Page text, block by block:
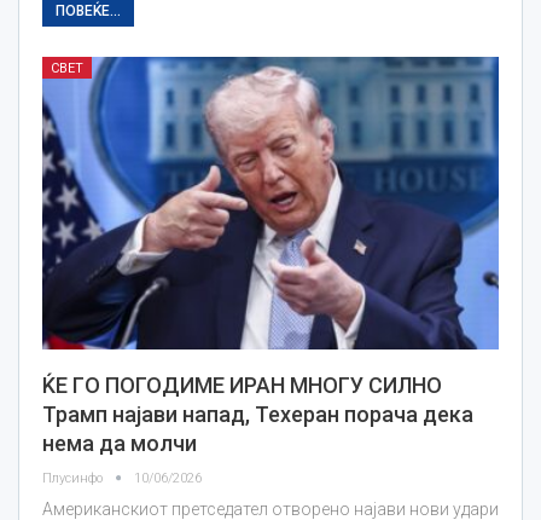
ПОВЕЌЕ...
СВЕТ
ЌЕ ГO ПОГОДИМЕ ИРАН МНОГУ СИЛНО
Трамп најави напад, Техеран порача дека
нема да молчи
Плусинфо 10/06/2026
Американскиот претседател отворено најави нови удари